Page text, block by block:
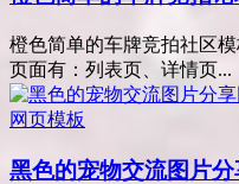
橙色简单的车牌竞拍社区
页面有：列表页、详情页...
网页模板
黑色的宠物交流图片